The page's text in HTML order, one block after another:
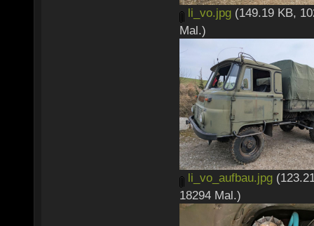
li_vo.jpg (149.19 KB,
Mal.)
li_vo_aufbau.jpg
18294 Mal.)